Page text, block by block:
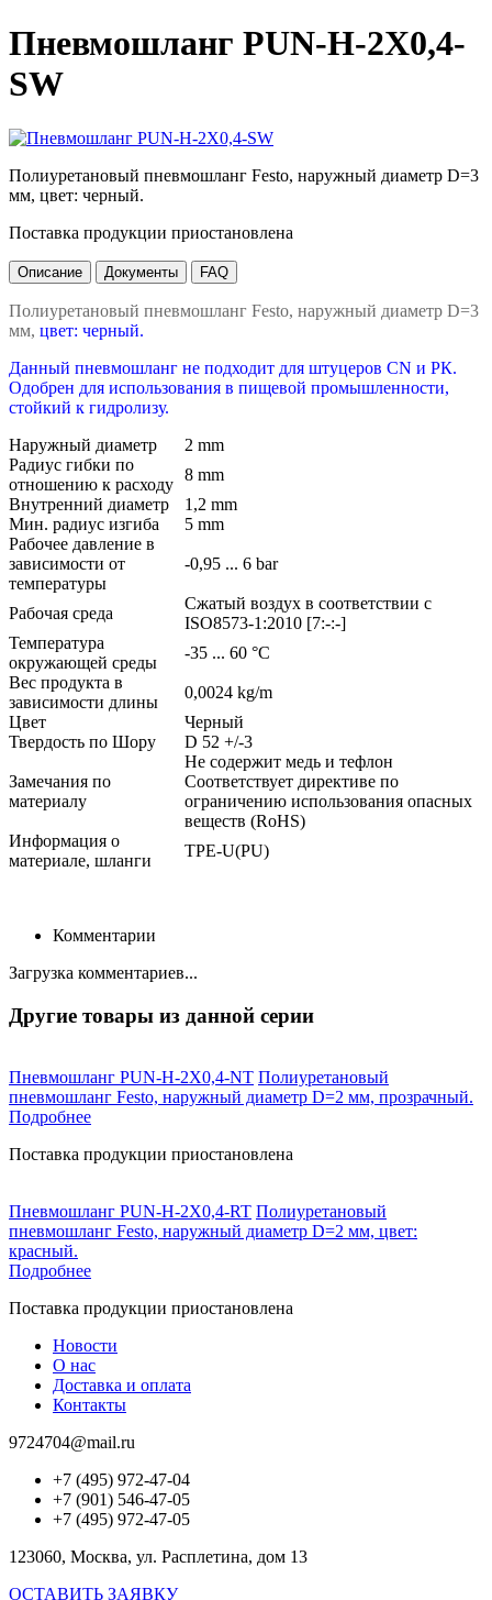
Пневмошланг PUN-H-2X0,4-
SW
Полиуретановый пневмошланг Festo, наружный диаметр D=3
мм, цвет: черный.
Поставка продукции приостановлена
Описание Документы FAQ
Полиуретановый пневмошланг Festo, наружный диаметр D=3
мм, цвет: черный.
Данный пневмошланг не подходит для штуцеров CN и РК.
Одобрен для использования в пищевой промышленности,
стойкий к гидролизу.
Наружный диаметр
2 mm
Радиус гибки по
отношению к расходу
8 mm
Внутренний диаметр
1,2 mm
Мин. радиус изгиба
5 mm
Рабочее давление в
зависимости от
температуры
-0,95 ... 6 bar
Рабочая среда
Сжатый воздух в соответствии с
ISO8573-1:2010 [7:-:-]
Температура
окружающей среды
-35 ... 60 °C
Вес продукта в
зависимости длины
0,0024 kg/m
Цвет
Черный
Твердость по Шору
D 52 +/-3
Замечания по
материалу
Не содержит медь и тефлон
Соответствует директиве по
ограничению использования опасных
веществ (RoHS)
Информация о
материале, шланги
TPE-U(PU)
Комментарии
Загрузка комментариев...
Другие товары из данной серии
Пневмошланг PUN-H-2X0,4-NT Полиуретановый
пневмошланг Festo, наружный диаметр D=2 мм, прозрачный.
Подробнее
Поставка продукции приостановлена
Пневмошланг PUN-H-2X0,4-RT Полиуретановый
пневмошланг Festo, наружный диаметр D=2 мм, цвет:
красный.
Подробнее
Поставка продукции приостановлена
Новости
О нас
Доставка и оплата
Контакты
9724704@mail.ru
+7 (495) 972-47-04
+7 (901) 546-47-05
+7 (495) 972-47-05
123060, Москва, ул. Расплетина, дом 13
ОСТАВИТЬ ЗАЯВКУ